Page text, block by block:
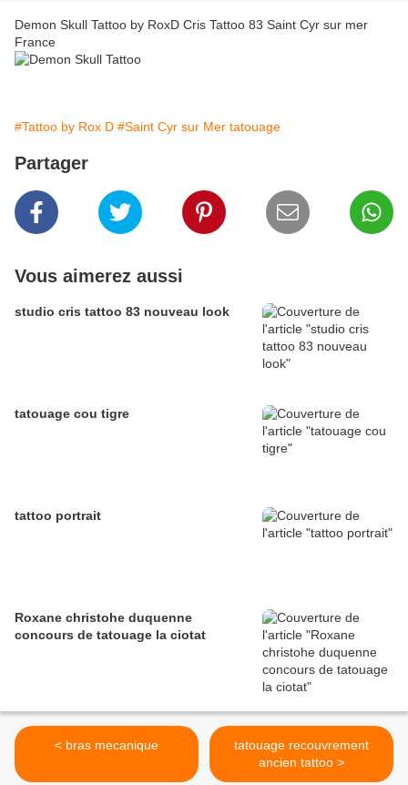
Demon Skull Tattoo by RoxD Cris Tattoo 83 Saint Cyr sur mer
France
#Tattoo by Rox D #Saint Cyr sur Mer tatouage
Partager
Vous aimerez aussi
studio cris tattoo 83 nouveau look
tatouage cou tigre
tattoo portrait
Roxane christohe duquenne
concours de tatouage la ciotat
< bras mecanique
tatouage recouvrement
ancien tattoo >